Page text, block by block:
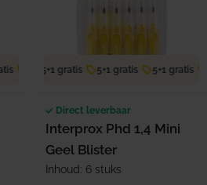
5+1 gratis 5+1 gratis 5+1 gratis
5+1 gratis 5+1 gratis 5+1 gratis
Direct leverbaar
Interprox Phd 1,4 Mini
Geel Blister
Inhoud: 6 stuks